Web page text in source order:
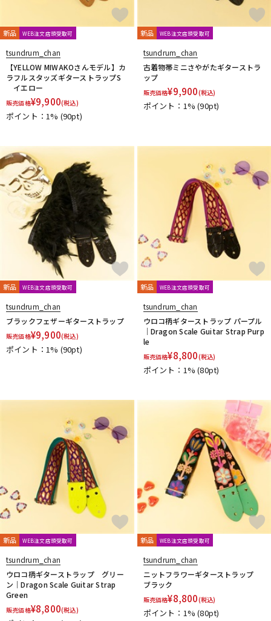
新品 WEB注文店頭受取可
tsundrum_chan
【YELLOW MIWAKOさんモデル】カ
ラフルスタッズギターストラップS
イエロー
販売価格¥9,900(税込)
ポイント：1% (90pt)
新品 WEB注文店頭受取可
tsundrum_chan
古着物帯ミニさやがたギターストラ
ップ
販売価格¥9,900(税込)
ポイント：1%(90pt)
新品 WEB注文店頭受取可
tsundrum_chan
ブラックフェザーギターストラップ
販売価格¥9,900(税込)
ポイント：1% (90pt)
新品 WEB注文店頭受取可
tsundrum_chan
ウロコ柄ギターストラップ パープル
｜Dragon Scale Guitar Strap Purp
le
販売価格¥8,800(税込)
ポイント：1%(80pt)
新品 WEB注文店頭受取可
tsundrum_chan
ウロコ柄ギターストラップ グリー
ン｜Dragon Scale Guitar Strap
Green
販売価格¥8,800(税込)
新品 WEB注文店頭受取可
tsundrum_chan
ニットフラワーギターストラップ
ブラック
販売価格¥8,800(税込)
ポイント：1%(80pt)